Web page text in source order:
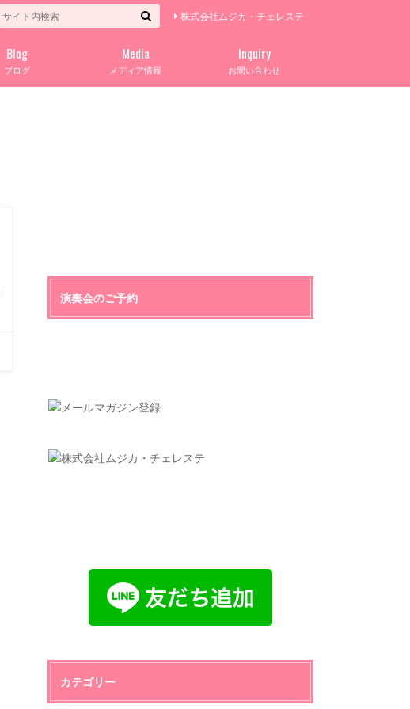
株式会社ムジカ・チェレステ
ブログ
Blog
メディア情報
Media
お問い合わせ
Inquiry
演奏会のご予約
カテゴリー